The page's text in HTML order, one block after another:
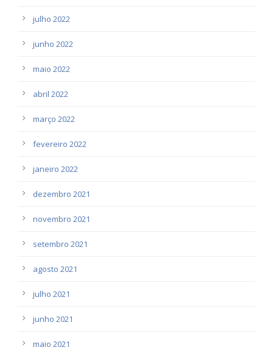
julho 2022
junho 2022
maio 2022
abril 2022
março 2022
fevereiro 2022
janeiro 2022
dezembro 2021
novembro 2021
setembro 2021
agosto 2021
julho 2021
junho 2021
maio 2021